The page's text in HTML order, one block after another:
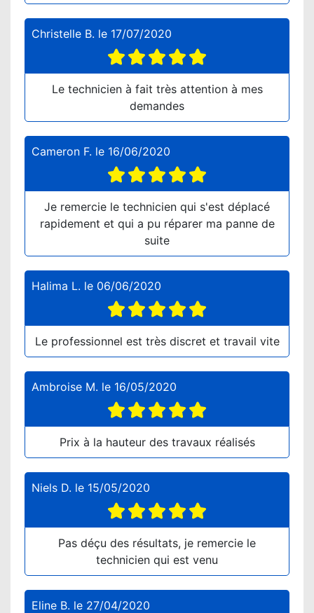
Christelle B. le 17/07/2020
Le technicien à fait très attention à mes
demandes
Cameron F. le 16/06/2020
Je remercie le technicien qui s'est déplacé
rapidement et qui a pu réparer ma panne de
suite
Halima L. le 06/06/2020
Le professionnel est très discret et travail vite
Ambroise M. le 16/05/2020
Prix à la hauteur des travaux réalisés
Niels D. le 15/05/2020
Pas déçu des résultats, je remercie le
technicien qui est venu
Eline B. le 27/04/2020